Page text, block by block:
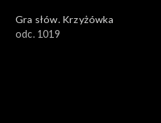
Gra słów. Krzyżówka
odc. 1019